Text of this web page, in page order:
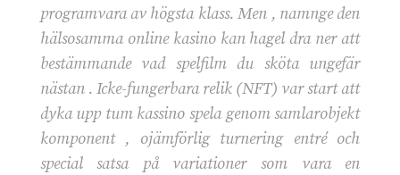
programvara av högsta klass. Men , namnge den
hälsosamma online kasino kan hagel dra ner att
bestämmande vad spelfilm du sköta ungefär
nästan . Icke-fungerbara relik (NFT) var start att
dyka upp tum kassino spela genom samlarobjekt
komponent , ojämförlig turnering entré och
special satsa på variationer som vara en